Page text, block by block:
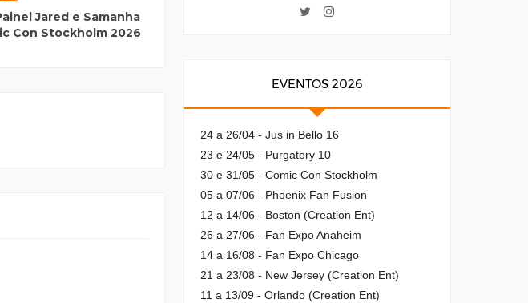
Jared e Samanha
Con Stockholm 2026
EVENTOS 2026
24 a 26/04 - Jus in Bello 16
23 e 24/05 - Purgatory 10
30 e 31/05 - Comic Con Stockholm
05 a 07/06 - Phoenix Fan Fusion
12 a 14/06 - Boston (Creation Ent)
26 a 27/06 - Fan Expo Anaheim
14 a 16/08 - Fan Expo Chicago
21 a 23/08 - New Jersey (Creation Ent)
11 a 13/09 - Orlando (Creation Ent)